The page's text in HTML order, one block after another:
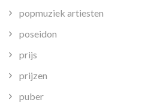
popmuziek artiesten
poseidon
prijs
prijzen
puber